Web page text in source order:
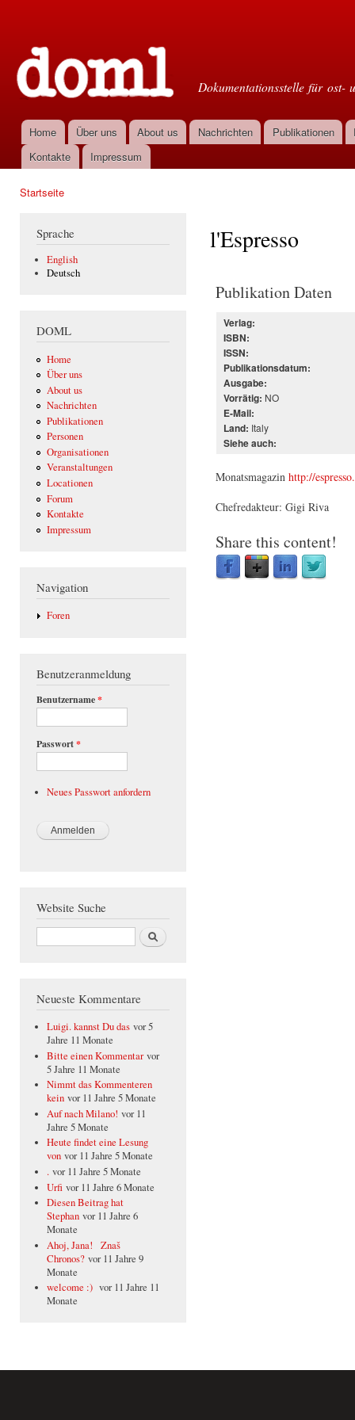
Dokumentationsstelle für ost-
Hauptmenü
Home Über uns About us Nachrichten Publikationen
Kontakte
Impressum
Startseite
Sprache
English
Deutsch
DOML
Home
Über uns
About us
Nachrichten
Publikationen
Personen
Organisationen
Veranstaltungen
Locationen
Forum
Kontakte
Impressum
Navigation
Foren
Benutzeranmeldung
Benutzername*
Passwort*
Neues Passwort anfordern
Website Suche
Suche
Neueste Kommentare
Luigi. kannst Du das vor 5
Jahre 11 Monate
Bitte einen Kommentar vor
5 Jahre 11 Monate
Nimmt das Kommenteren
kein vor 11 Jahre 5 Monate
Auf nach Milano! vor 11
Jahre 5 Monate
Heute findet eine Lesung
von vor 11 Jahre 5 Monate
. vor 11 Jahre 5 Monate
Urfi vor 11 Jahre 6 Monate
Diesen Beitrag hat
Stephan vor 11 Jahre 6
Monate
Ahoj, Jana! Znaš
Chronos? vor 11 Jahre 9
Monate
welcome :) vor 11 Jahre 11
Monate
l'Espresso
Publikation Daten
Verlag:
ISBN:
ISSN:
Publikationsdatum:
Ausgabe:
Vorrätig: NO
E-Mail:
Land: Italy
Siehe auch:
Monatsmagazin http://
Chefredakteur: Gigi Riva
Share this content!